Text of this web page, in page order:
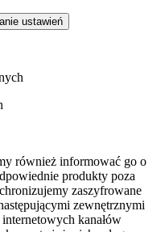
ustawień
również informować go o
produkty poza
zaszyfrowane
zewnętrznymi
kanałów